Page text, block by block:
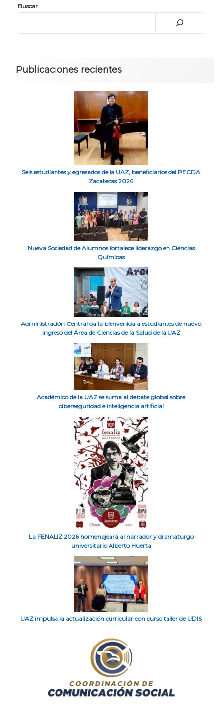
Buscar
Publicaciones recientes
Seis estudiantes y egresados de la UAZ, beneficiarios del PECDA
Zacatecas 2026
Nueva Sociedad de Alumnos fortalece liderazgo en Ciencias
Químicas
Administración Central da la bienvenida a estudiantes de nuevo
ingreso del Área de Ciencias de la Salud de la UAZ
Académico de la UAZ se suma al debate global sobre
ciberseguridad e inteligencia artificial
La FENALIZ 2026 homenajeará al narrador y dramaturgo
universitario Alberto Huerta
UAZ impulsa la actualización curricular con curso taller de UDIS